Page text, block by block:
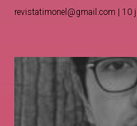
revistatimonel@gmail.com 10